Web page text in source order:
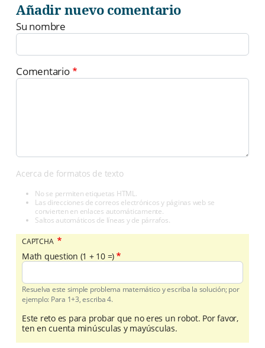
Añadir nuevo comentario
Su nombre
Comentario
Acerca de formatos de texto
No se permiten etiquetas HTML.
Las direcciones de correos electrónicos y páginas web se
convierten en enlaces automáticamente.
Saltos automáticos de líneas y de párrafos.
CAPTCHA
Math question (1 + 10 =)
Resuelva este simple problema matemático y escriba la solución; por
ejemplo: Para 1+3, escriba 4.
Este reto es para probar que no eres un robot. Por favor,
ten en cuenta minúsculas y mayúsculas.